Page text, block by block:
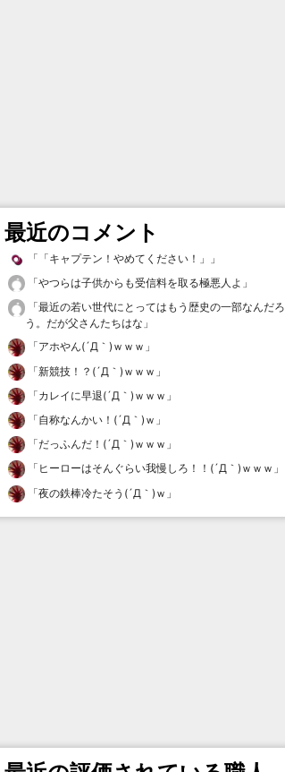
最近のコメント
「 「キャプテン！やめてください！」
」
「やつらは子供からも受信料を取る極悪人よ 」
「最近の若い世代にとってはもう歴史の一部なんだろ
う。だが父さんたちはな 」
「アホやん(´Д｀)ｗｗｗ 」
「新競技！？(´Д｀)ｗｗｗ 」
「カレイに早退(´Д｀)ｗｗｗ 」
「自称なんかい！(´Д｀)ｗ 」
「だっふんだ！(´Д｀)ｗｗｗ 」
「 ヒーローはそんぐらい我慢しろ！！(´Д｀)ｗｗｗ 」
「夜の鉄棒冷たそう(´Д｀)ｗ 」